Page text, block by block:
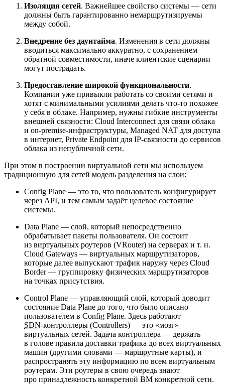
Изоляция сетей. Важнейшее свойство системы — сети
должны быть гарантированно немаршрутизируемы
между собой.
Внедрение без даунтайма. Изменения в сети должны
вводиться максимально аккуратно, с сохранением
обратной совместимости, иначе клиентские сценарии
могут пострадать.
Предоставление широкой функциональности.
Компании уже привыкли работать со своими сетями и
хотят с минимальными усилиями делать что‑то похожее
у себя в облаке. Например, нужны гибкие инструменты
внешней связности: Cloud Interconnect для связи облака
и on‑premise‑инфраструктуры, Managed NAT для доступа
в интернет, Private Endpoint для IP‑связности до сервисов
облака из непубличной сети.
При этом в построении виртуальной сети мы используем
традиционную для сетей модель разделения на слои:
Config Plane — это то, что пользователь конфигурирует
через API, и тем самым задаёт целевое состояние
системы.
Data Plane — слой, который непосредственно
обрабатывает пакеты пользователя. Он состоит
из виртуальных роутеров (VRouter) на серверах и т. н.
Cloud Gateways — виртуальных маршрутизаторов,
которые далее выпускают трафик наружу через Cloud
Border — группировку физических маршрутизаторов
на точках присутствия.
Control Plane — управляющий слой, который доводит
состояние Data Plane до того, что было описано
пользователем в Config Plane. Здесь работают
SDN‑контроллеры (Controllers) — это «мозг»
виртуальных сетей. Задача контроллера — держать
в голове правила доставки трафика до всех виртуальных
машин (другими словами — маршрутные карты), и
распространять эту информацию по всем виртуальным
роутерам. Эти роутеры в свою очередь знают
про принадлежность конкретной ВМ конкретной сети.